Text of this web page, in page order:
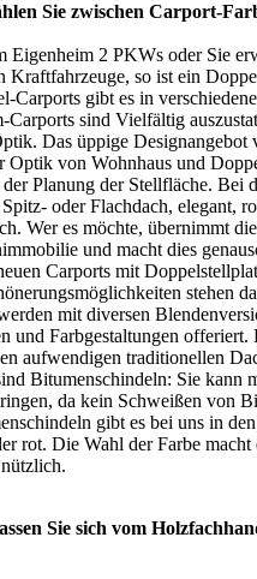
Sie zwischen Carport-
Eigenheim 2 PKWs oder Sie
Kraftfahrzeuge, so ist ein
Carports gibt es in
sind Vielfältig
Das üppige Designangebot
Optik von Wohnhaus und
der Planung der Stellfläche. Bei
oder Flachdach, elegant,
Wer es möchte, übernimmt
und macht dies
Carports mit
stehen
mit diversen
und Farbgestaltungen offeriert.
aufwendigen traditionellen
Bitumenschindeln: Sie kann
da kein Schweißen von
gibt es bei uns in
rot. Die Wahl der Farbe macht
Sie sich vom